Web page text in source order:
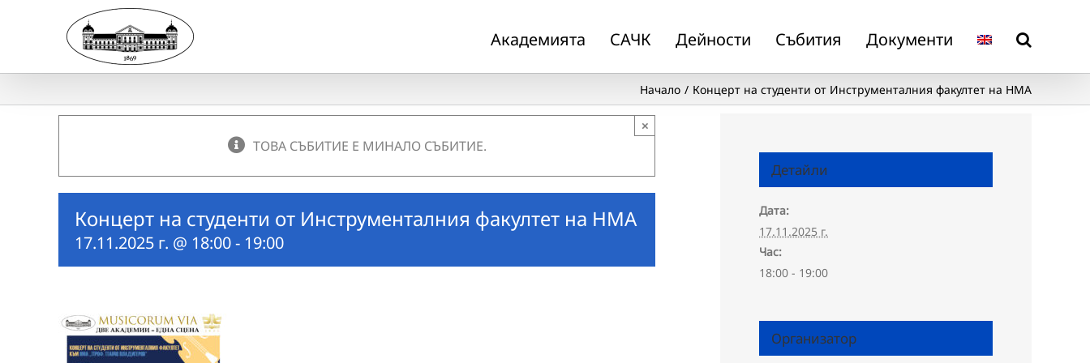
Академията САЧК Дейности Събития Документи
Начало Концерт на студенти от Инструменталния факултет на НМА
ТОВА СЪБИТИЕ Е МИНАЛО СЪБИТИЕ.
×
Концерт на студенти от Инструменталния факултет на НМА
17.11.2025 г. @ 18:00- 19:00
Детайли
Дата:
17.11.2025 г.
Час:
18:00 - 19:00
Организатор